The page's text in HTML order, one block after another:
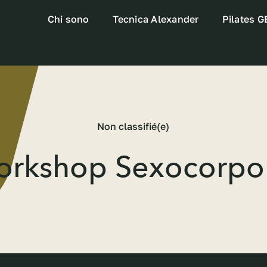
Chi sono Tecnica Alexander Pilates
Non classifié(e)